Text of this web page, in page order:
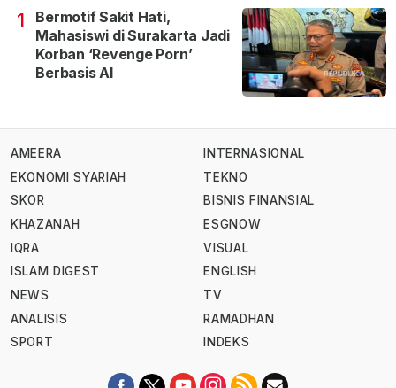
1
Bermotif Sakit Hati,
Mahasiswi di Surakarta Jadi
Korban ‘Revenge Porn’
Berbasis AI
AMEERA
EKONOMI SYARIAH
SKOR
KHAZANAH
IQRA
ISLAM DIGEST
NEWS
ANALISIS
SPORT
INTERNASIONAL
TEKNO
BISNIS FINANSIAL
ESGNOW
VISUAL
ENGLISH
TV
RAMADHAN
INDEKS